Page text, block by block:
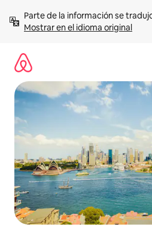
contenidoMostrar en el idioma original